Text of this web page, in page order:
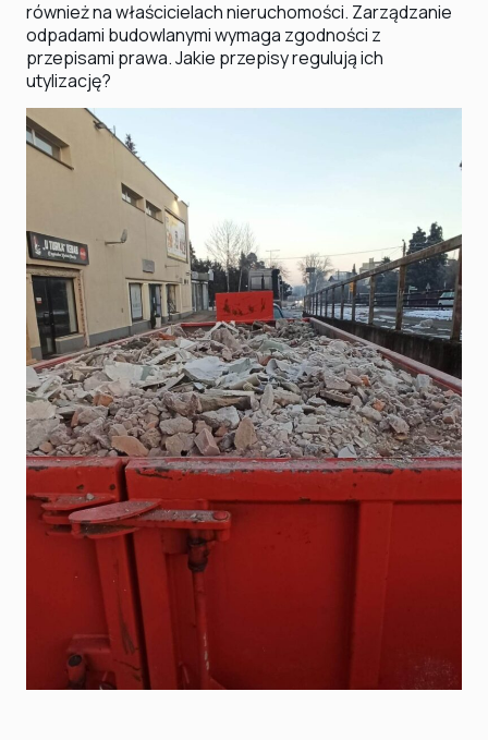
również na właścicielach nieruchomości. Zarządzanie
odpadami budowlanymi wymaga zgodności z
przepisami prawa. Jakie przepisy regulują ich
utylizację?